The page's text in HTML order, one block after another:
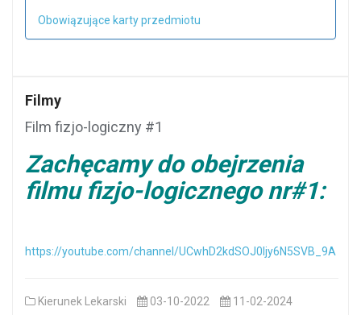
Obowiązujące karty przedmiotu
Filmy
Film fizjo-logiczny #1
Zachęcamy do obejrzenia
filmu fizjo-logicznego nr#1:
https://youtube.com/channel/UCwhD2kdSOJ0ljy6N5SVB_9A
Kierunek Lekarski 03-10-2022 11-02-2024